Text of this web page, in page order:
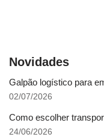
Novidades
Galpão logístico para
02/07/2026
Como escolher
24/06/2026